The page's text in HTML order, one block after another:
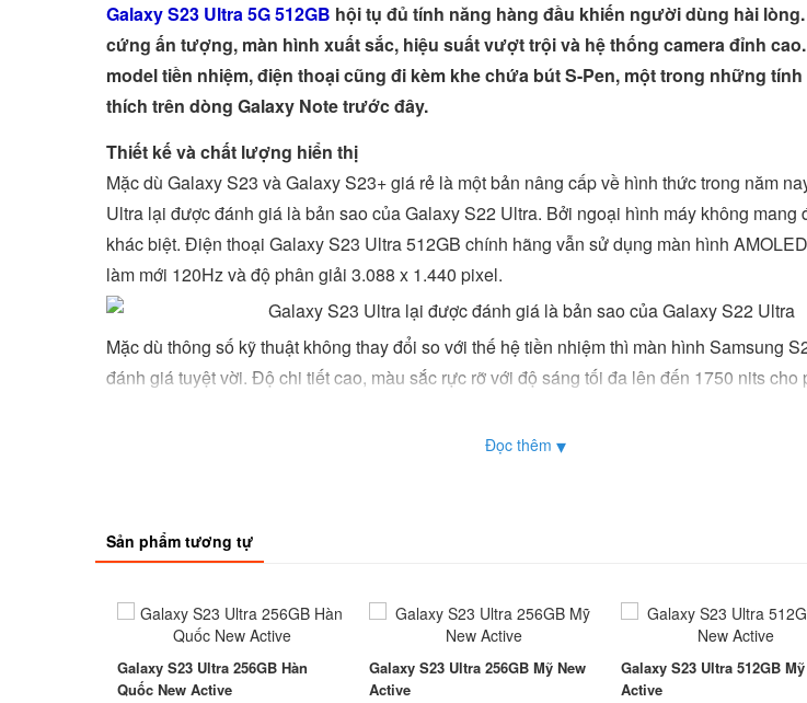
Galaxy S23 Ultra 5G 512GB hội tụ đủ tính năng hàng đầu khiến người dùng hài
cứng ấn tượng, màn hình xuất sắc, hiệu suất vượt trội và hệ thống camera đỉnh
model tiền nhiệm, điện thoại cũng đi kèm khe chứa bút S-Pen, một trong những
thích trên dòng Galaxy Note trước đây.
Thiết kế và chất lượng hiển thị
Mặc dù Galaxy S23 và Galaxy S23+ giá rẻ là một bản nâng cấp về hình thức trong năm
Ultra lại được đánh giá là bản sao của Galaxy S22 Ultra. Bởi ngoại hình máy không mang
khác biệt. Điện thoại Galaxy S23 Ultra 512GB chính hãng vẫn sử dụng màn hình
làm mới 120Hz và độ phân giải 3.088 x 1.440 pixel.
Mặc dù thông số kỹ thuật không thay đổi so với thế hệ tiền nhiệm thì màn hình Samsung
đánh giá tuyệt vời. Độ chi tiết cao, màu sắc rực rỡ với độ sáng tối đa lên đến 1750 nits cho
tràn mang đến diện tích hiển thị rộng rãi cho điện thoại.
xước. Một số tinh chỉnh được Samsung thực hiện trên model mới của mình đến từ khung
cạnh trên màn hình ít cong hơn một chút nhằm ngăn các cú chạm vô tình. Khung máy cũng
chút mang đến tổng thể vuông vắn hơn. Mua Galaxy S23 Ultra giá rẻ bạn sẽ có các tùy
kem, tím oải hương, xanh lục và đen.
Snapdragon 8 Gen 2 mang đến tốc độ xử lý tốt hơn
Samsung Galaxy S23 Ultra chính hãng là một trong những thiết bị đầu tiên trên thị trường
Đọc thêm ▾
Sản phẩm tương tự
Galaxy S23 Ultra 256GB Hàn
Quốc New Active
Galaxy S23 Ultra 256GB Mỹ New
Active
Galaxy S23 Ultra 512GB
Active